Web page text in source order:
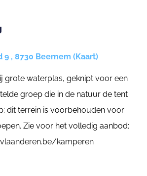
9 , 8730 Beernem (Kaart)
grote waterplas, geknipt voor een
groep die in de natuur de tent
dit terrein is voorbehouden voor
Zie voor het volledig aanbod:
kamperen